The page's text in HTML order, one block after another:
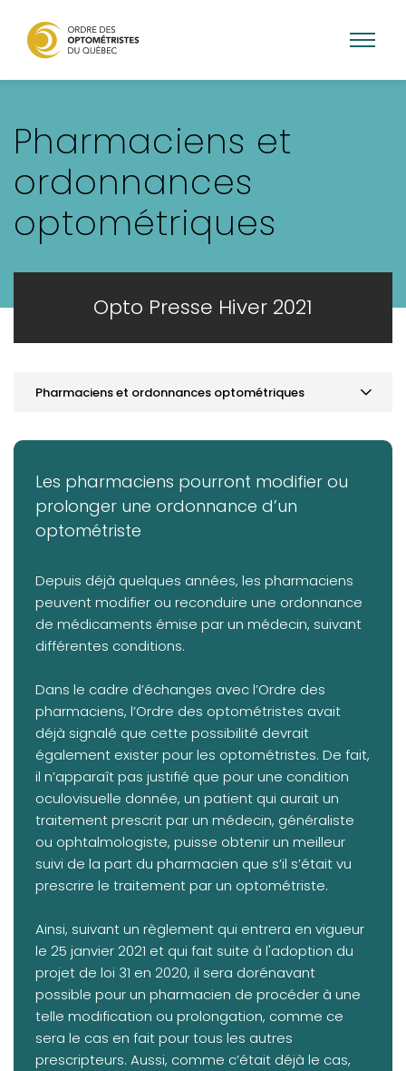
contenu
Pharmaciens et
ordonnances
optométriques
Opto Presse Hiver 2021
Pharmaciens et ordonnances optométriques
VOTRE PRATIQUE
VOTRE FORMATION CONTINUE
Les pharmaciens pourront modifier ou
prolonger une ordonnance d’un
optométriste
Depuis déjà quelques années, les pharmaciens
peuvent modifier ou reconduire une ordonnance
de médicaments émise par un médecin, suivant
différentes conditions.
Dans le cadre d’échanges avec l’Ordre des
pharmaciens, l’Ordre des optométristes avait
déjà signalé que cette possibilité devrait
également exister pour les optométristes. De fait,
il n’apparaît pas justifié que pour une condition
oculovisuelle donnée, un patient qui aurait un
traitement prescrit par un médecin, généraliste
ou ophtalmologiste, puisse obtenir un meilleur
suivi de la part du pharmacien que s’il s’était vu
prescrire le traitement par un optométriste.
Ainsi, suivant un règlement qui entrera en vigueur
le 25 janvier 2021 et qui fait suite à l'adoption du
projet de loi 31 en 2020, il sera dorénavant
possible pour un pharmacien de procéder à une
telle modification ou prolongation, comme ce
sera le cas en fait pour tous les autres
prescripteurs. Aussi, comme c’était déjà le cas,